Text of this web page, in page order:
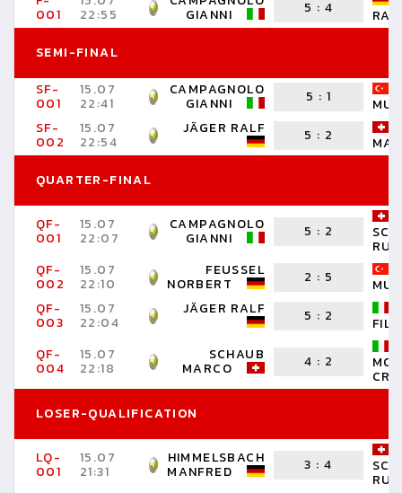
001 22:55 GIANNI 5 : 4
SEMI-FINAL
SF-
001
15.07
22:41
CAMPAGNOLO
GIANNI 5 : 1
SF-
002
15.07
22:54
JÄGER RALF 5 : 2
QUARTER-FINAL
QF-
001
15.07
22:07
CAMPAGNOLO
GIANNI 5 : 2
QF-
002
15.07
22:10
FEUSSEL
NORBERT 2 : 5
QF-
003
15.07
22:04
JÄGER RALF 5 : 2
QF-
004
15.07
22:18
SCHAUB
MARCO 4 : 2
LOSER-QUALIFICATION
LQ-
001
15.07
21:31
HIMMELSBACH
MANFRED 3 :4